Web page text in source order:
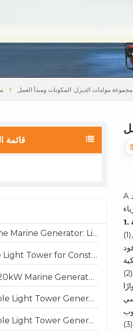
مجموعة مولدات الديزل: المكونات ومبدأ العمل
قائمة
Lightweight & Reliable Power for Boats and Marine Use
for Construction, Rental & Emergency Projects
Compact, Reliable Power for Boats and Marine Applications
Tower Generator: Reliable Lighting Anywhere
Generator: Reliable Diesel Lighting Solutions
A
(1)